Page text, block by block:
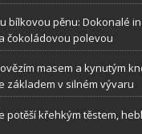
bílkovou pěnu: Dokonalé
čokoládovou polevou
masem a kynutým
základem v silném vývaru
potěší křehkým těstem,